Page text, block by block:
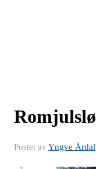
Postet av Yngve Årdal